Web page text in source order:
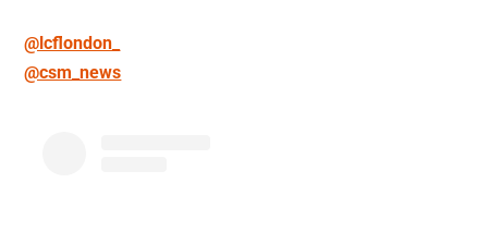
@lcflondon_
@csm_news